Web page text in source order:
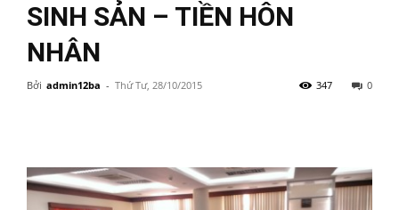
SINH SẢN – TIỀN HÔN
NHÂN
Bởi admin12ba - Thứ Tư, 28/10/2015 0
347